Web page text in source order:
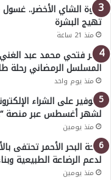
تهيج البشرة
منذ 21 ساعة
عمر فتحي محمد عبد
المسلسل الرمضاني رحلة
منذ يوم واحد
للتوفير على الشراء
لشهر أغسطس عبر منصة “Discount Codes Egypt”
منذ يومين
صحة البحر الأحمر تحتفى
لدعم الرضاعة الطبيعية
منذ يومين